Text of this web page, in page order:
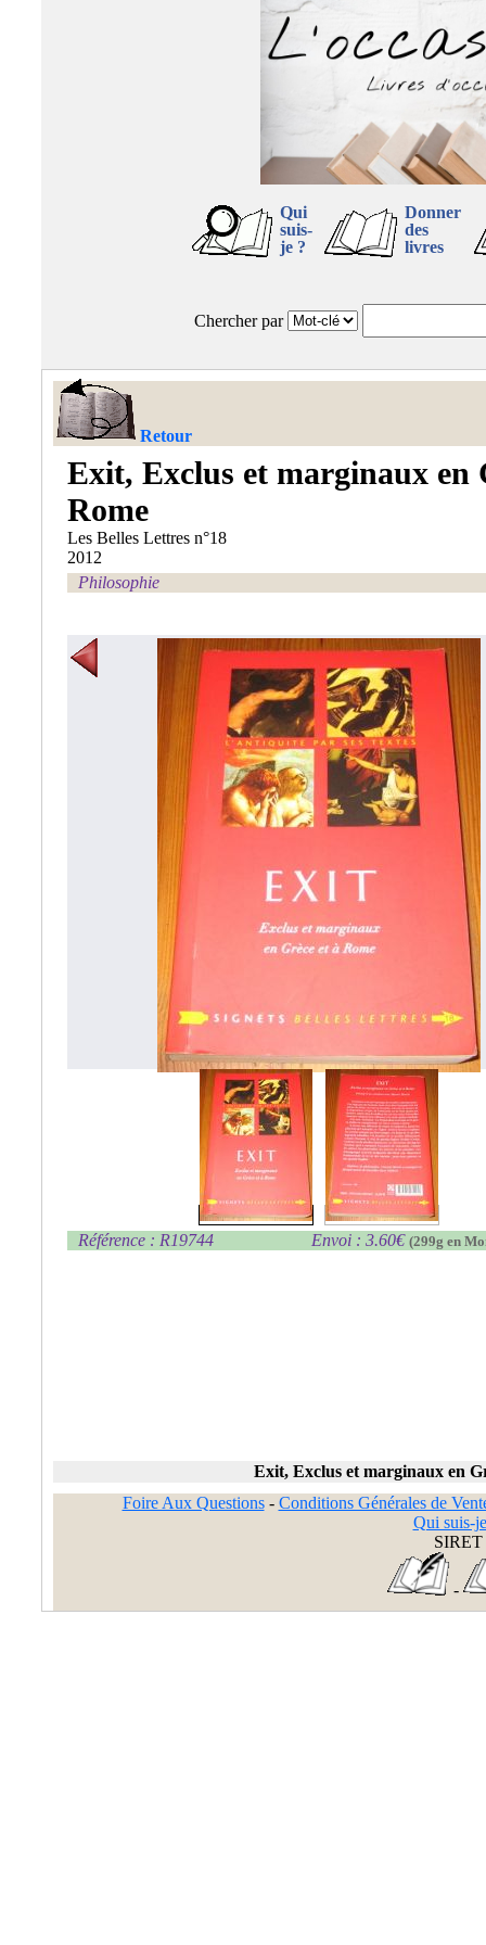
Qui
suis-
je ?
Donner
des
livres
Chercher par
Retour
Exit, Exclus et marginaux en
Rome
Les Belles Lettres n°18
2012
Philosophie
Référence : R19744 Envoi : 3.60€ (299g en
Exit, Exclus et marginaux en
Foire Aux Questions- Conditions Générales de
Qui suis-
SIRET
-